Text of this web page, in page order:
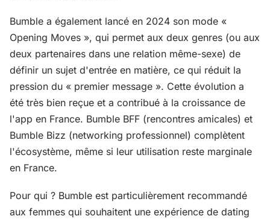
Bumble a également lancé en 2024 son mode «
Opening Moves », qui permet aux deux genres (ou aux
deux partenaires dans une relation même-sexe) de
définir un sujet d'entrée en matière, ce qui réduit la
pression du « premier message ». Cette évolution a
été très bien reçue et a contribué à la croissance de
l'app en France. Bumble BFF (rencontres amicales) et
Bumble Bizz (networking professionnel) complètent
l'écosystème, même si leur utilisation reste marginale
en France.
Pour qui ? Bumble est particulièrement recommandé
aux femmes qui souhaitent une expérience de dating